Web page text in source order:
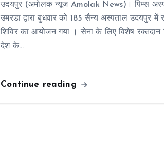
उदयपुर (अमोलक न्यूज Amolak News)। पिम्स
उमरडा द्वारा बुधवार को 185 सैन्य अस्पताल उदयपुर में
शिविर का आयोजन गया । सेना के लिए विशेष रक्तदान
देश के…
Continue reading